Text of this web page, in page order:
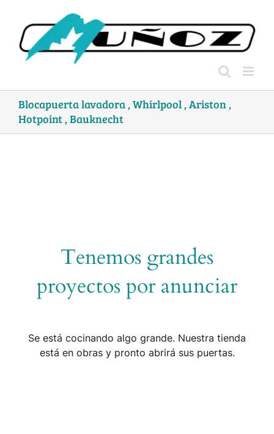
content
Blocapuerta lavadora , Whirlpool , Ariston ,
Hotpoint , Bauknecht
Tenemos grandes
proyectos por anunciar
Se está cocinando algo grande. Nuestra tienda
está en obras y pronto abrirá sus puertas.